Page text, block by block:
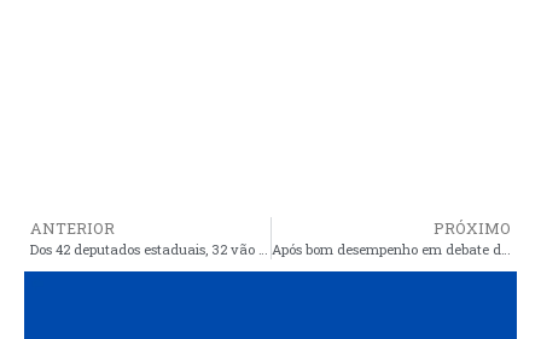
ANTERIOR
Dos 42 deputados estaduais, 32 vão disputar a reeleição no Maranhão
PRÓXIMO
Após bom desempenho em debate da TV Difusora, Edivaldo aparece à frente de Lahesio em pesquisa